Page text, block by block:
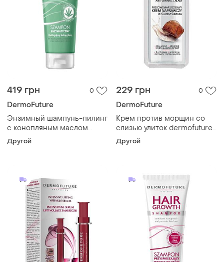
419 грн 0
DermoFuture
Энзимный шампунь-пилинг
с конопляным маслом
dermofuture, 200 мл
Другой
229 грн 0
DermoFuture
Крем против морщин со
слизью улиток dermofuture,
12 мл
Другой